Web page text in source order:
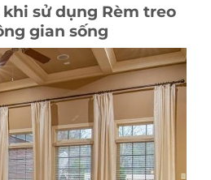
sử dụng Rèm treo
gian sống